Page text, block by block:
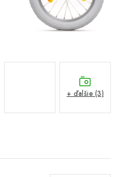
Galéria od Zákaznikov
+ ďalšie (3)